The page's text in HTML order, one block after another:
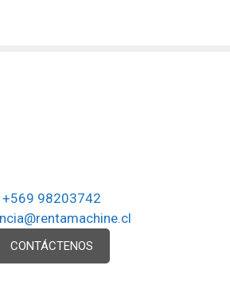
+569 98203742
CONTÁCTENOS